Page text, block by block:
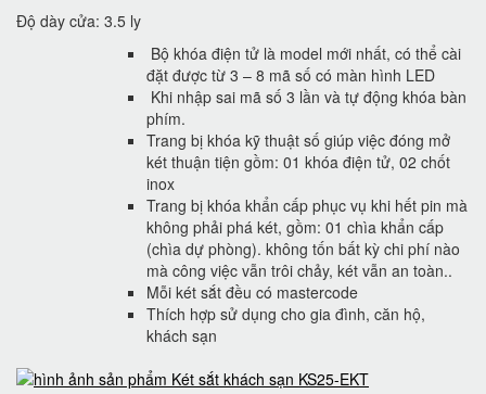
Độ dày cửa: 3.5 ly
Bộ khóa điện tử là model mới nhất, có thể cài
đặt được từ 3 – 8 mã số có màn hình LED
Khi nhập sai mã số 3 lần và tự động khóa bàn
phím.
Trang bị khóa kỹ thuật số giúp việc đóng mở
két thuận tiện gồm: 01 khóa điện tử, 02 chốt
inox
Trang bị khóa khẩn cấp phục vụ khi hết pin mà
không phải phá két, gồm: 01 chìa khẩn cấp
(chìa dự phòng). không tốn bất kỳ chi phí nào
mà công việc vẫn trôi chảy, két vẫn an toàn..
Mỗi két sắt đều có mastercode
Thích hợp sử dụng cho gia đình, căn hộ,
khách sạn